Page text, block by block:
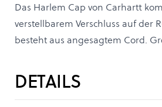
Das Harlem Cap von Carhartt
verstellbarem Verschluss auf der
besteht aus angesagtem Cord.
DETAILS